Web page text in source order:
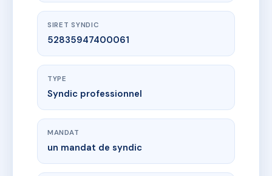
SIRET SYNDIC
52835947400061
TYPE
Syndic professionnel
MANDAT
un mandat de syndic